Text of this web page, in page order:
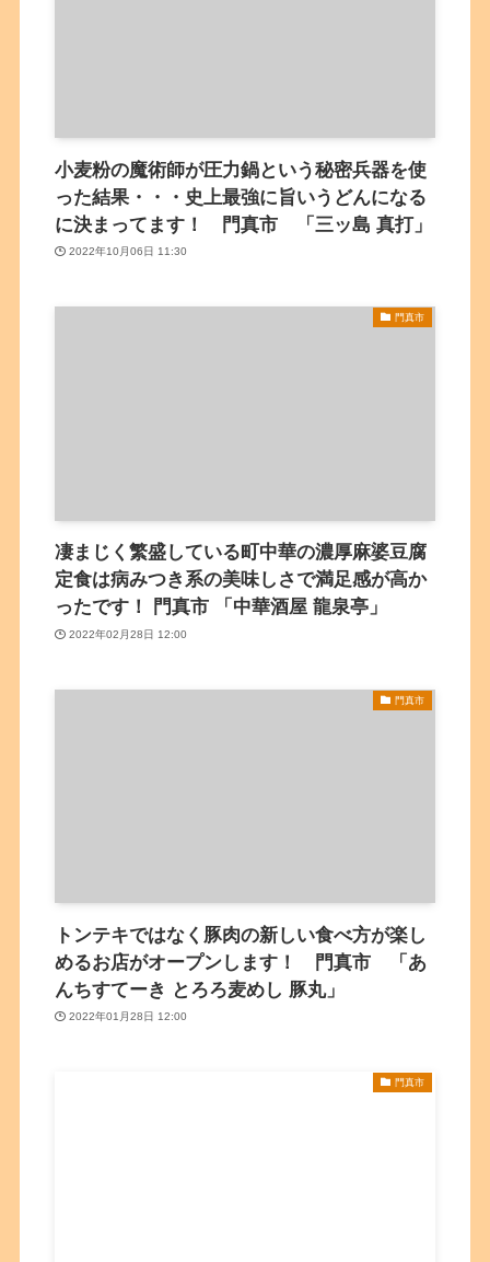
小麦粉の魔術師が圧力鍋という秘密兵器を使
った結果・・・史上最強に旨いうどんになる
に決まってます！ 門真市 「三ッ島 真打」
2022年10月06日 11:30
門真市
凄まじく繁盛している町中華の濃厚麻婆豆腐
定食は病みつき系の美味しさで満足感が高か
ったです！ 門真市 「中華酒屋 龍泉亭」
2022年02月28日 12:00
門真市
トンテキではなく豚肉の新しい食べ方が楽し
めるお店がオープンします！ 門真市 「あ
んちすてーき とろろ麦めし 豚丸」
2022年01月28日 12:00
門真市